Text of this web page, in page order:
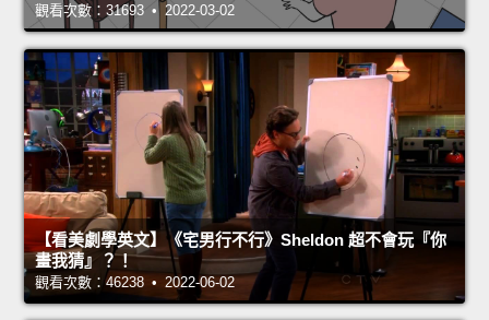
觀看次數：31693 • 2022-03-02
【看美劇學英文】《宅男行不行》Sheldon 超不會玩『你
畫我猜』？！
觀看次數：46238 • 2022-06-02